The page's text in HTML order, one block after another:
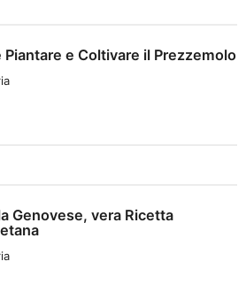
Piantare e Coltivare il Prezzemolo
Genovese, vera Ricetta